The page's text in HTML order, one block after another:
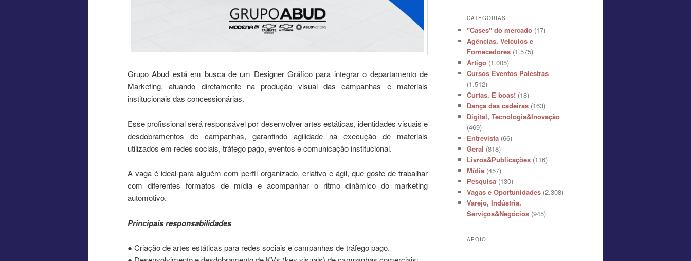
Grupo Abud está em busca de um Designer Gráfico para integrar o departamento de
Marketing, atuando diretamente na produção visual das campanhas e materiais
institucionais das concessionárias.
Esse profissional será responsável por desenvolver artes estáticas, identidades visuais e
desdobramentos de campanhas, garantindo agilidade na execução de materiais
utilizados em redes sociais, tráfego pago, eventos e comunicação institucional.
A vaga é ideal para alguém com perfil organizado, criativo e ágil, que goste de trabalhar
com diferentes formatos de mídia e acompanhar o ritmo dinâmico do marketing
automotivo.
Principais responsabilidades
● Criação de artes estáticas para redes sociais e campanhas de tráfego pago.
CATEGORIAS
"Cases" do mercado (17)
Agências, Veículos e
Fornecedores (1.575)
Artigo (1.005)
Cursos Eventos Palestras
(1.512)
Curtas. E boas! (18)
Dança das cadeiras (163)
Digital, Tecnologia&Inovação
(469)
Entrevista (66)
Geral (818)
Livros&Publicações (116)
Mídia (457)
Pesquisa (130)
Vagas e Oportunidades (2.308)
Varejo, Indústria,
Serviços&Negócios (945)
APOIO